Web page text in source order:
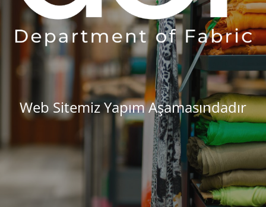
Web Sitemiz Yapım Aşamasındadır